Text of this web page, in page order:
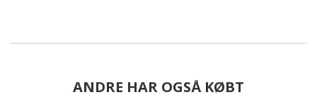
ANDRE HAR OGSÅ KØBT